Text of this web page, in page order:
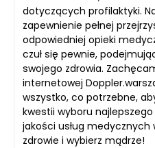
dotyczących profilaktyki.
zapewnienie pełnej
odpowiedniej opieki
czuł się pewnie,
swojego zdrowia.
internetowej
wszystko, co potrzebne,
kwestii wyboru
jakości usług medycznych
zdrowie i wybierz mądrze!